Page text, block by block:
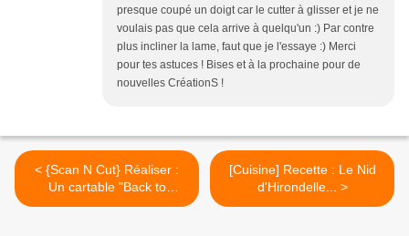
presque coupé un doigt car le cutter à glisser et je ne
voulais pas que cela arrive à quelqu'un :) Par contre
plus incliner la lame, faut que je l'essaye :) Merci
pour tes astuces ! Bises et à la prochaine pour de
nouvelles CréationS !
< {Scan N Cut} Réaliser :
Un cartable "Back to
School"...
[Cuisine] Recette : Le Nid
d'Hirondelle... >